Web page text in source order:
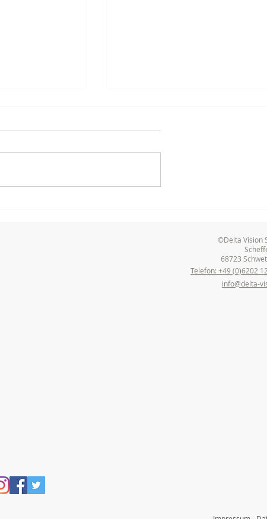
in Seeheim-Jugenheim©Delta Vision
68723
Telefon: +49 (0)6202
info@delta-